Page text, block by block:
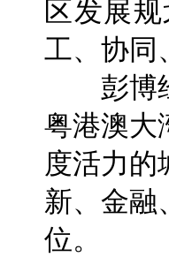
区发展
工、协同
彭博经
粤港澳大
度活力的
新、金融
位。